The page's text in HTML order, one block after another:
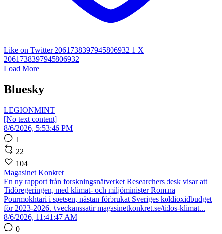
Like on Twitter 2061738397945806932 1 X
2061738397945806932
Load More
Bluesky
LEGIONMINT
[No text content]
8/6/2026, 5:53:46 PM
1
22
104
Magasinet Konkret
En ny rapport från forskningsnätverket Researchers desk visar att
Tidöregeringen, med klimat- och miljöminister Romina
Pourmokhtari i spetsen, nästan förbrukat Sveriges koldioxidbudget
för 2023-2026. #veckanssatir magasinetkonkret.se/tidos-klimat...
8/6/2026, 11:41:47 AM
0